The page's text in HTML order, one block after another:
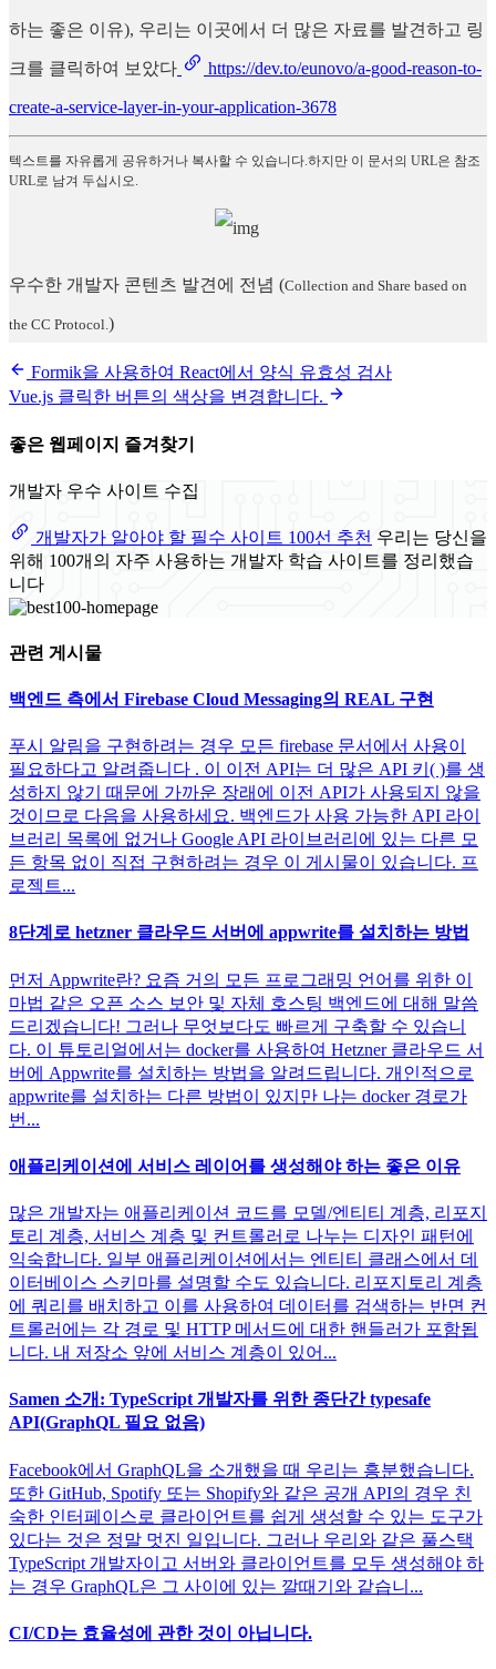
하는 좋은 이유), 우리는 이곳에서 더 많은 자료를 발견하고 링
크를 클릭하여 보았다 https://dev.to/eunovo/a-good-reason-to-
create-a-service-layer-in-your-application-3678
텍스트를 자유롭게 공유하거나 복사할 수 있습니다.하지만 이 문서의 URL은 참조
URL로 남겨 두십시오.
우수한 개발자 콘텐츠 발견에 전념 (Collection and Share based on
the CC Protocol.)
Formik을 사용하여 React에서 양식 유효성 검사
Vue.js 클릭한 버튼의 색상을 변경합니다.
좋은 웹페이지 즐겨찾기
개발자 우수 사이트 수집
개발자가 알아야 할 필수 사이트 100선 추천 우리는 당신을
위해 100개의 자주 사용하는 개발자 학습 사이트를 정리했습
니다
관련 게시물
백엔드 측에서 Firebase Cloud Messaging의 REAL 구현
푸시 알림을 구현하려는 경우 모든 firebase 문서에서 사용이
필요하다고 알려줍니다 . 이 이전 API는 더 많은 API 키( )를 생
성하지 않기 때문에 가까운 장래에 이전 API가 사용되지 않을
것이므로 다음을 사용하세요. 백엔드가 사용 가능한 API 라이
브러리 목록에 없거나 Google API 라이브러리에 있는 다른 모
든 항목 없이 직접 구현하려는 경우 이 게시물이 있습니다. 프
로젝트...
8단계로 hetzner 클라우드 서버에 appwrite를 설치하는 방법
먼저 Appwrite란? 요즘 거의 모든 프로그래밍 언어를 위한 이
마법 같은 오픈 소스 보안 및 자체 호스팅 백엔드에 대해 말씀
드리겠습니다! 그러나 무엇보다도 빠르게 구축할 수 있습니
다. 이 튜토리얼에서는 docker를 사용하여 Hetzner 클라우드 서
버에 Appwrite를 설치하는 방법을 알려드립니다. 개인적으로
appwrite를 설치하는 다른 방법이 있지만 나는 docker 경로가
번...
애플리케이션에 서비스 레이어를 생성해야 하는 좋은 이유
많은 개발자는 애플리케이션 코드를 모델/엔티티 계층, 리포지
토리 계층, 서비스 계층 및 컨트롤러로 나누는 디자인 패턴에
익숙합니다. 일부 애플리케이션에서는 엔티티 클래스에서 데
이터베이스 스키마를 설명할 수도 있습니다. 리포지토리 계층
에 쿼리를 배치하고 이를 사용하여 데이터를 검색하는 반면 컨
트롤러에는 각 경로 및 HTTP 메서드에 대한 핸들러가 포함됩
니다. 내 저장소 앞에 서비스 계층이 있어...
Samen 소개: TypeScript 개발자를 위한 종단간 typesafe
API(GraphQL 필요 없음)
Facebook에서 GraphQL을 소개했을 때 우리는 흥분했습니다.
또한 GitHub, Spotify 또는 Shopify와 같은 공개 API의 경우 친
숙한 인터페이스로 클라이언트를 쉽게 생성할 수 있는 도구가
있다는 것은 정말 멋진 일입니다. 그러나 우리와 같은 풀스택
TypeScript 개발자이고 서버와 클라이언트를 모두 생성해야 하
는 경우 GraphQL은 그 사이에 있는 깔때기와 같습니...
CI/CD는 효율성에 관한 것이 아닙니다.